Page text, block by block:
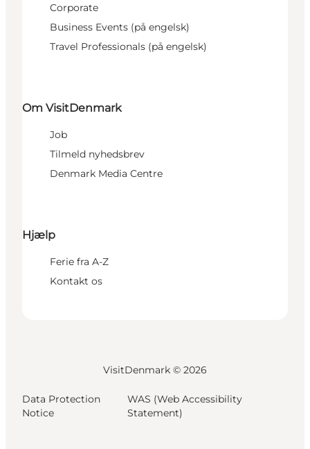
Corporate
Business Events (på engelsk)
Travel Professionals (på engelsk)
Om VisitDenmark
Job
Tilmeld nyhedsbrev
Denmark Media Centre
Hjælp
Ferie fra A-Z
Kontakt os
VisitDenmark © 2026
Data Protection
Notice
WAS (Web Accessibility
Statement)